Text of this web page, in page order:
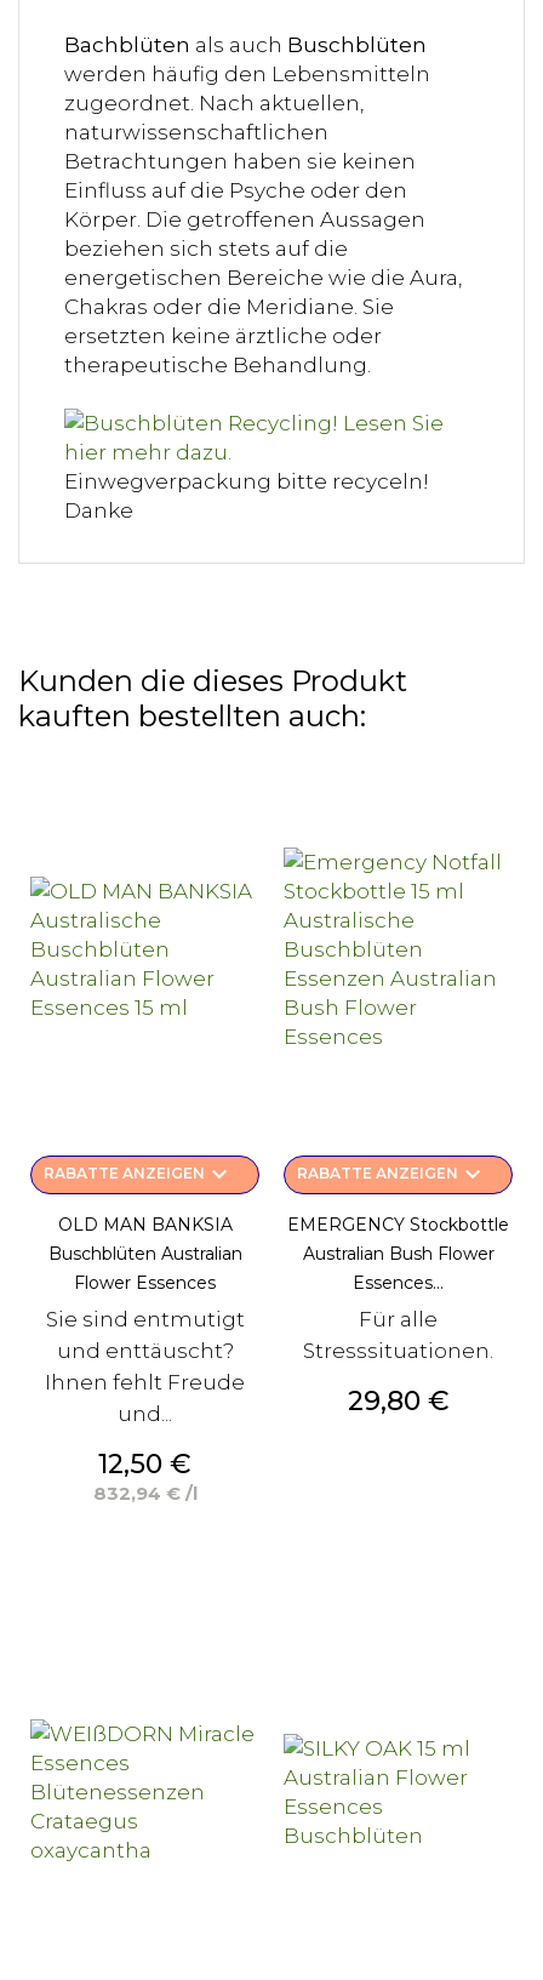
Bachblüten als auch Buschblüten
werden häufig den Lebensmitteln
zugeordnet. Nach aktuellen,
naturwissenschaftlichen
Betrachtungen haben sie keinen
Einfluss auf die Psyche oder den
Körper. Die getroffenen Aussagen
beziehen sich stets auf die
energetischen Bereiche wie die Aura,
Chakras oder die Meridiane. Sie
ersetzten keine ärztliche oder
therapeutische Behandlung.
Einwegverpackung bitte recyceln!
Danke
Kunden die dieses Produkt
kauften bestellten auch:
RABATTE ANZEIGEN keyboard_arrow_down
OLD MAN BANKSIA
Buschblüten Australian
Flower Essences
Sie sind entmutigt
und enttäuscht?
Ihnen fehlt Freude
und...
Preis
12,50 €
832,94 € /l
RABATTE ANZEIGEN keyboard_arrow_down
EMERGENCY Stockbottle
Australian Bush Flower
Essences...
Für alle
Stresssituationen.
Preis
29,80 €